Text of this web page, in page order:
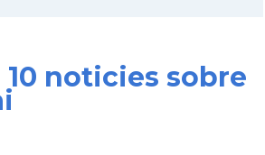
10 noticies sobre